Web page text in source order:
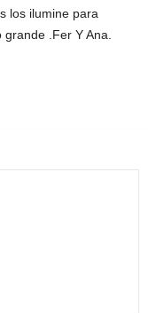
los ilumine para
.Fer Y Ana.